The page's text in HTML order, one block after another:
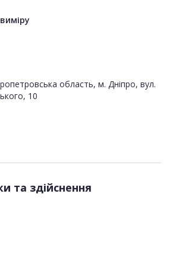
область, м. Дніпро, вул.
10
та здійснення